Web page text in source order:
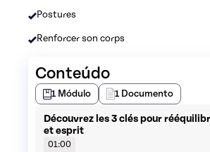
Postures
Renforcer son corps
Conteúdo
1 Módulo 1 Documento
Découvrez les 3 clés pour
et esprit
01:00